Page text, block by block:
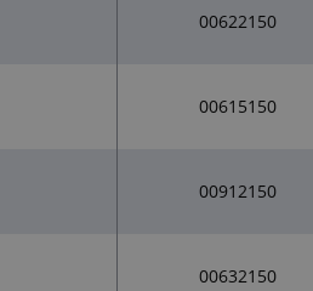
00622150
00615150
00912150
00632150